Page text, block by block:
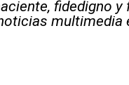
fidedigno y
multimedia